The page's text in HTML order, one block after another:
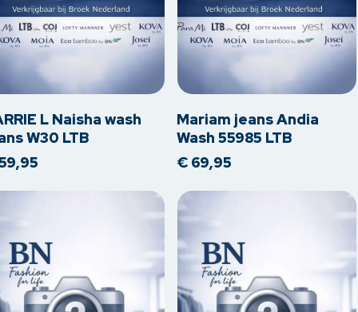
L Naisha wash
W30 LTB
Dit
product
heeft
meerdere
variaties.
Deze
kan
gekozen
worden
op
productpagina
Mariam jeans Andia
Wash 55985 LTB
€69,95